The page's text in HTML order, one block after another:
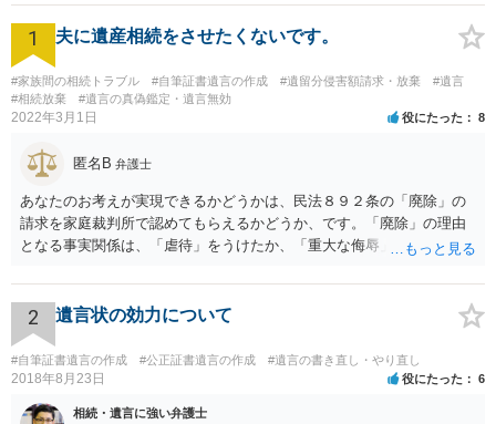
1 夫に遺産相続をさせたくないです。
#家族間の相続トラブル #自筆証書遺言の作成 #遺留分侵害額請求・放棄
#遺言
#相続放棄
#遺言の真偽鑑定・遺言無効
2022年3月1日 役にたった 8
匿名B 弁護士
あなたのお考えが実現できるかどうかは、民法８９２条の「廃除」の
請求を家庭裁判所で認めてもらえるかどうか、です。「廃除」の理由
となる事実関係は、「虐待」をうけたか、「重大な侮辱」を受けた
「廃除」は遺言でも可能です（民法８９３条）。 弁護士に具体的な事
情を話して相談して、「廃除」が可能か、実際に法律相談を受けるこ
とをお勧めします。
2 遺言状の効力について
#自筆証書遺言の作成 #公正証書遺言の作成 #遺言の書き直し・やり直し
2018年8月23日 役にたった 6
相続・遺言に強い弁護士